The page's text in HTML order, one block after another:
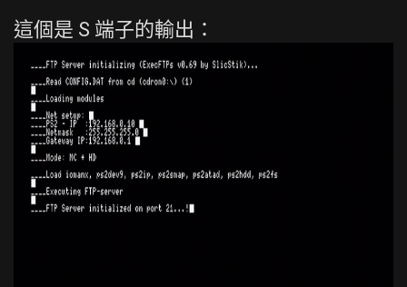
這個是 S 端子的輸出：